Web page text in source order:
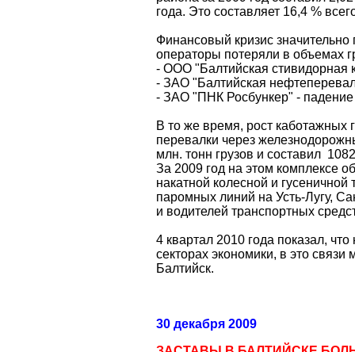
года. Это составляет 16,4 %
Финансовый кризис
операторы потеряли в объемах
- ООО "Балтийская стивидорная
- ЗАО "Балтийская
- ЗАО "ПНК Росбункер" - падение
В то же время, рост каботажных
перевалки через
млн. тонн грузов и составил
За 2009 год на этом комплексе
накатной колесной и
паромных линий на Усть-Лугу,
и водителей транспортных
4 квартал 2010 года показал,
секторах экономики, в это
Балтийск.
30 декабря 2009